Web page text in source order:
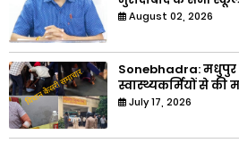
August 02, 2026
Sonebhadra:
स्वास्थ्यकर्मियों से की
July 17, 2026